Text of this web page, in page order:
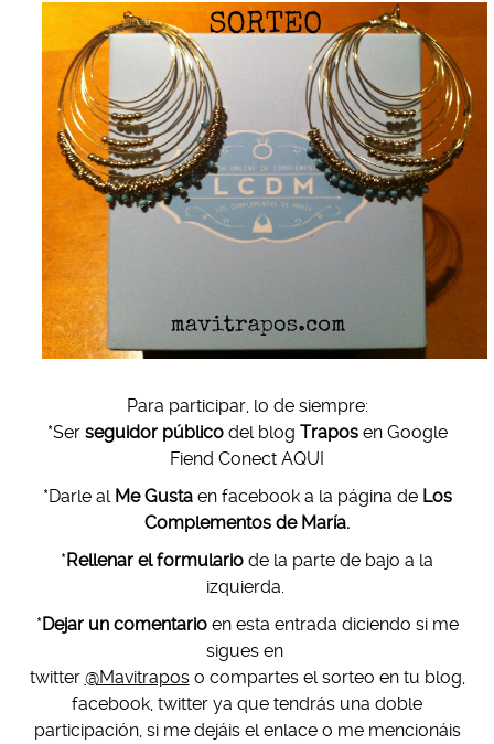
Para participar, lo de siempre:
*Ser seguidor públicodel blog Traposen Google
Fiend Conect AQUI
*Darle al Me Gustaen facebook a la página de Los
Complementos de María.
*Rellenar el formulario de la parte de bajo a la
izquierda.
*Dejar un comentarioen esta entrada diciendo si me
sigues en
twitter @Mavitraposo compartes el sorteo en tu blog,
facebook, twitter ya que tendrás una doble
participación, si me dejáis el enlace o me mencionáis